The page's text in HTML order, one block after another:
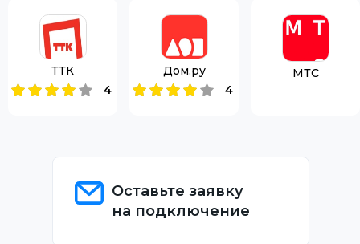
ТТК
4
Дом.ру
4
МТС
Оставьте заявку
на подключение